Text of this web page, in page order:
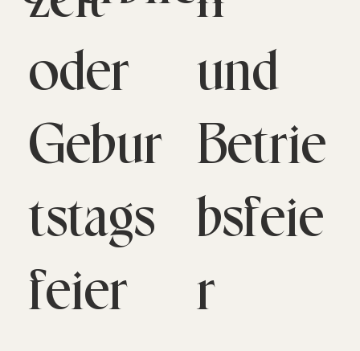
oder
Gebur
tstags
feier
und
Betrie
bsfeie
r